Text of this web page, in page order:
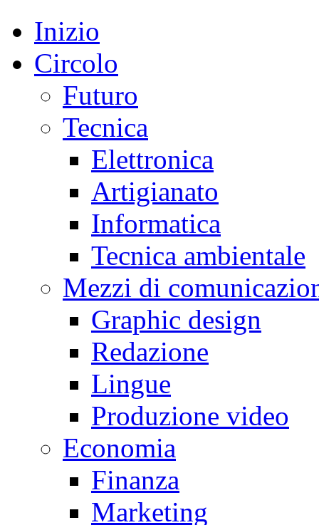
Inizio
Circolo
Futuro
Tecnica
Elettronica
Artigianato
Informatica
Tecnica ambientale
Mezzi di
Graphic design
Redazione
Lingue
Produzione video
Economia
Finanza
Marketing